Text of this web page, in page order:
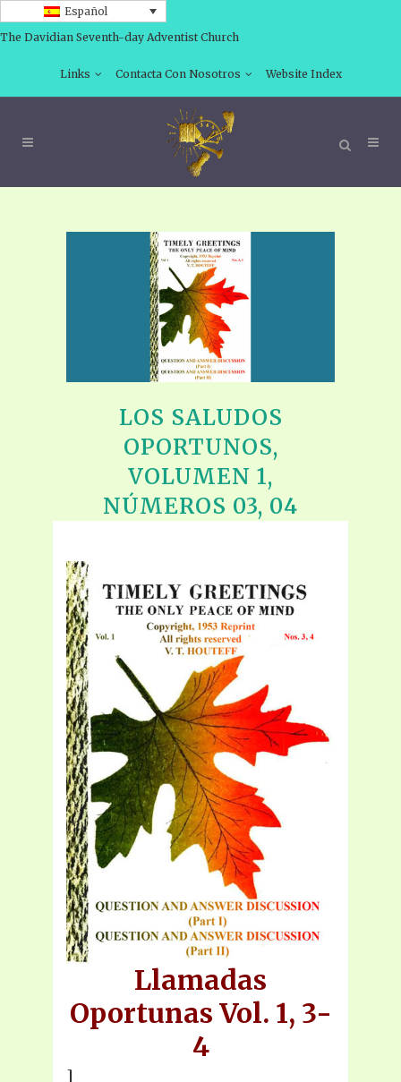
Español
The Davidian Seventh-day Adventist Church
Links Contacta Con Nosotros Website Index
LOS SALUDOS
OPORTUNOS,
VOLUMEN 1,
NÚMEROS 03, 04
Llamadas
Oportunas Vol. 1, 3-
4
]